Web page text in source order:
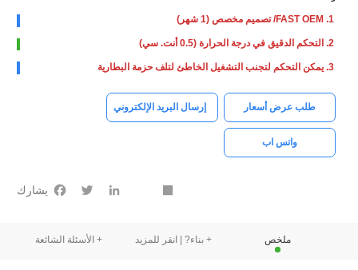
1. FAST OEM/ تصميم مخصص (1 شهر)
2. التحكم الدقيق في درجة الحرارة (0.5 أنت. سي)
3. يمكن التحكم لتجنب التشغيل الخاطئ لتلف حزمة البطارية
طلب عرض أسعار إرسال البريد الإلكتروني
واتس اب
يشاركFacebook TwitterLinkedInyoutube Share
ملخص + بناء? | انقر للمزيد + الأسئلة الشائعة